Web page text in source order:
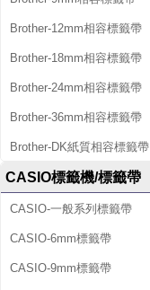
Brother-12mm相容標籤帶
Brother-18mm相容標籤帶
Brother-24mm相容標籤帶
Brother-36mm相容標籤帶
Brother-DK紙質相容標籤帶
CASIO標籤機/標籤帶
CASIO-一般系列標籤帶
CASIO-6mm標籤帶
CASIO-9mm標籤帶